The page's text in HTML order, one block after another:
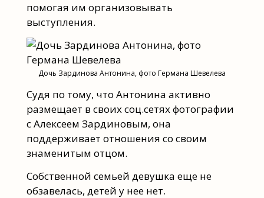
помогая им организовывать
выступления.
Дочь Зардинова Антонина, фото Германа Шевелева
Судя по тому, что Антонина активно
размещает в своих соц.сетях фотографии
с Алексеем Зардиновым, она
поддерживает отношения со своим
знаменитым отцом.
Собственной семьей девушка еще не
обзавелась, детей у нее нет.